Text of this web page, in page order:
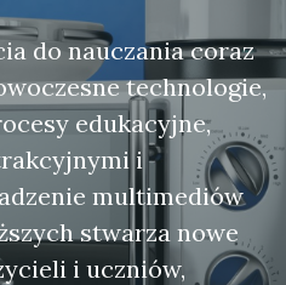
do nauczania coraz
technologie,
edukacyjne,
i
multimediów
stwarza nowe
i uczniów,